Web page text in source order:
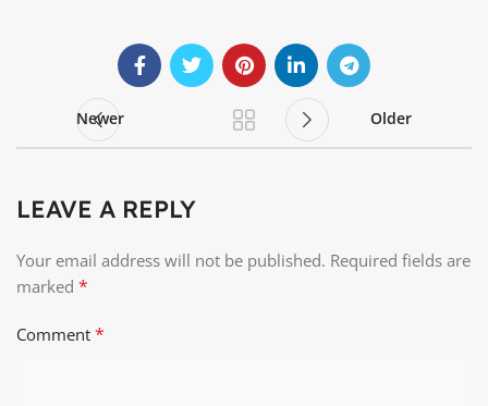
Newer Older
LEAVE A REPLY
Your email address will not be published. Required fields are
marked *
Comment *